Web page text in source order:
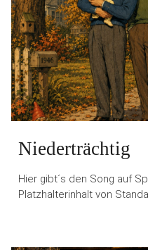
Niederträchtig
Hier gibt´s den Song auf
Platzhalterinhalt von